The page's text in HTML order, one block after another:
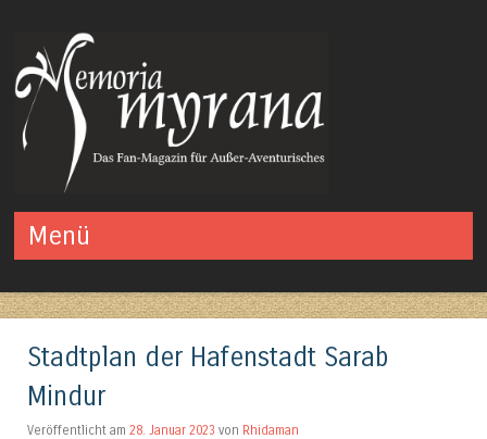
Menü
Stadtplan der Hafenstadt Sarab
Mindur
Veröffentlicht am 28. Januar 2023 von Rhidaman